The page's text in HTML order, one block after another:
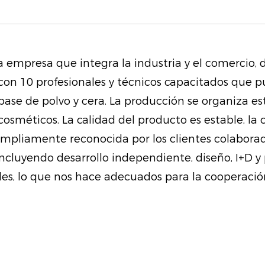
Duradero y
larga duración.
lo que garantiza
impecable durante
Uso multipropósito:
rostro, esta paleta
cejas y las esquinas
empresa que integra la industria y el
10 profesionales y técnicos capacitados que
de polvo y cera. La producción se organiza
La calidad del producto es estable,
reconocida por los clientes
desarrollo independiente, diseño, I+D
lo que nos hace adecuados para la